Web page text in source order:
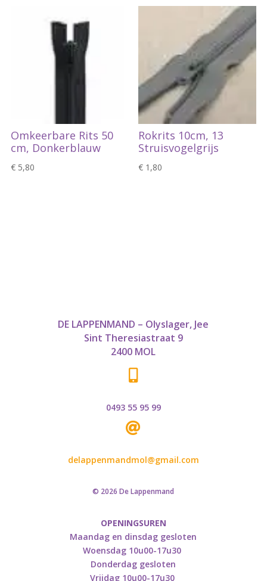
Omkeerbare Rits 50
cm, Donkerblauw
€5,80
Rokrits 10cm, 13
Struisvogelgrijs
€ 1,80
DE LAPPENMAND – Olyslager, Jee
Sint Theresiastraat 9
2400 MOL

0493 55 95 99

delappenmandmol@gmail.com
© 2026 De Lappenmand
OPENINGSUREN
Maandag en dinsdag gesloten
Woensdag 10u00-17u30
Donderdag gesloten
Vrijdag 10u00-17u30